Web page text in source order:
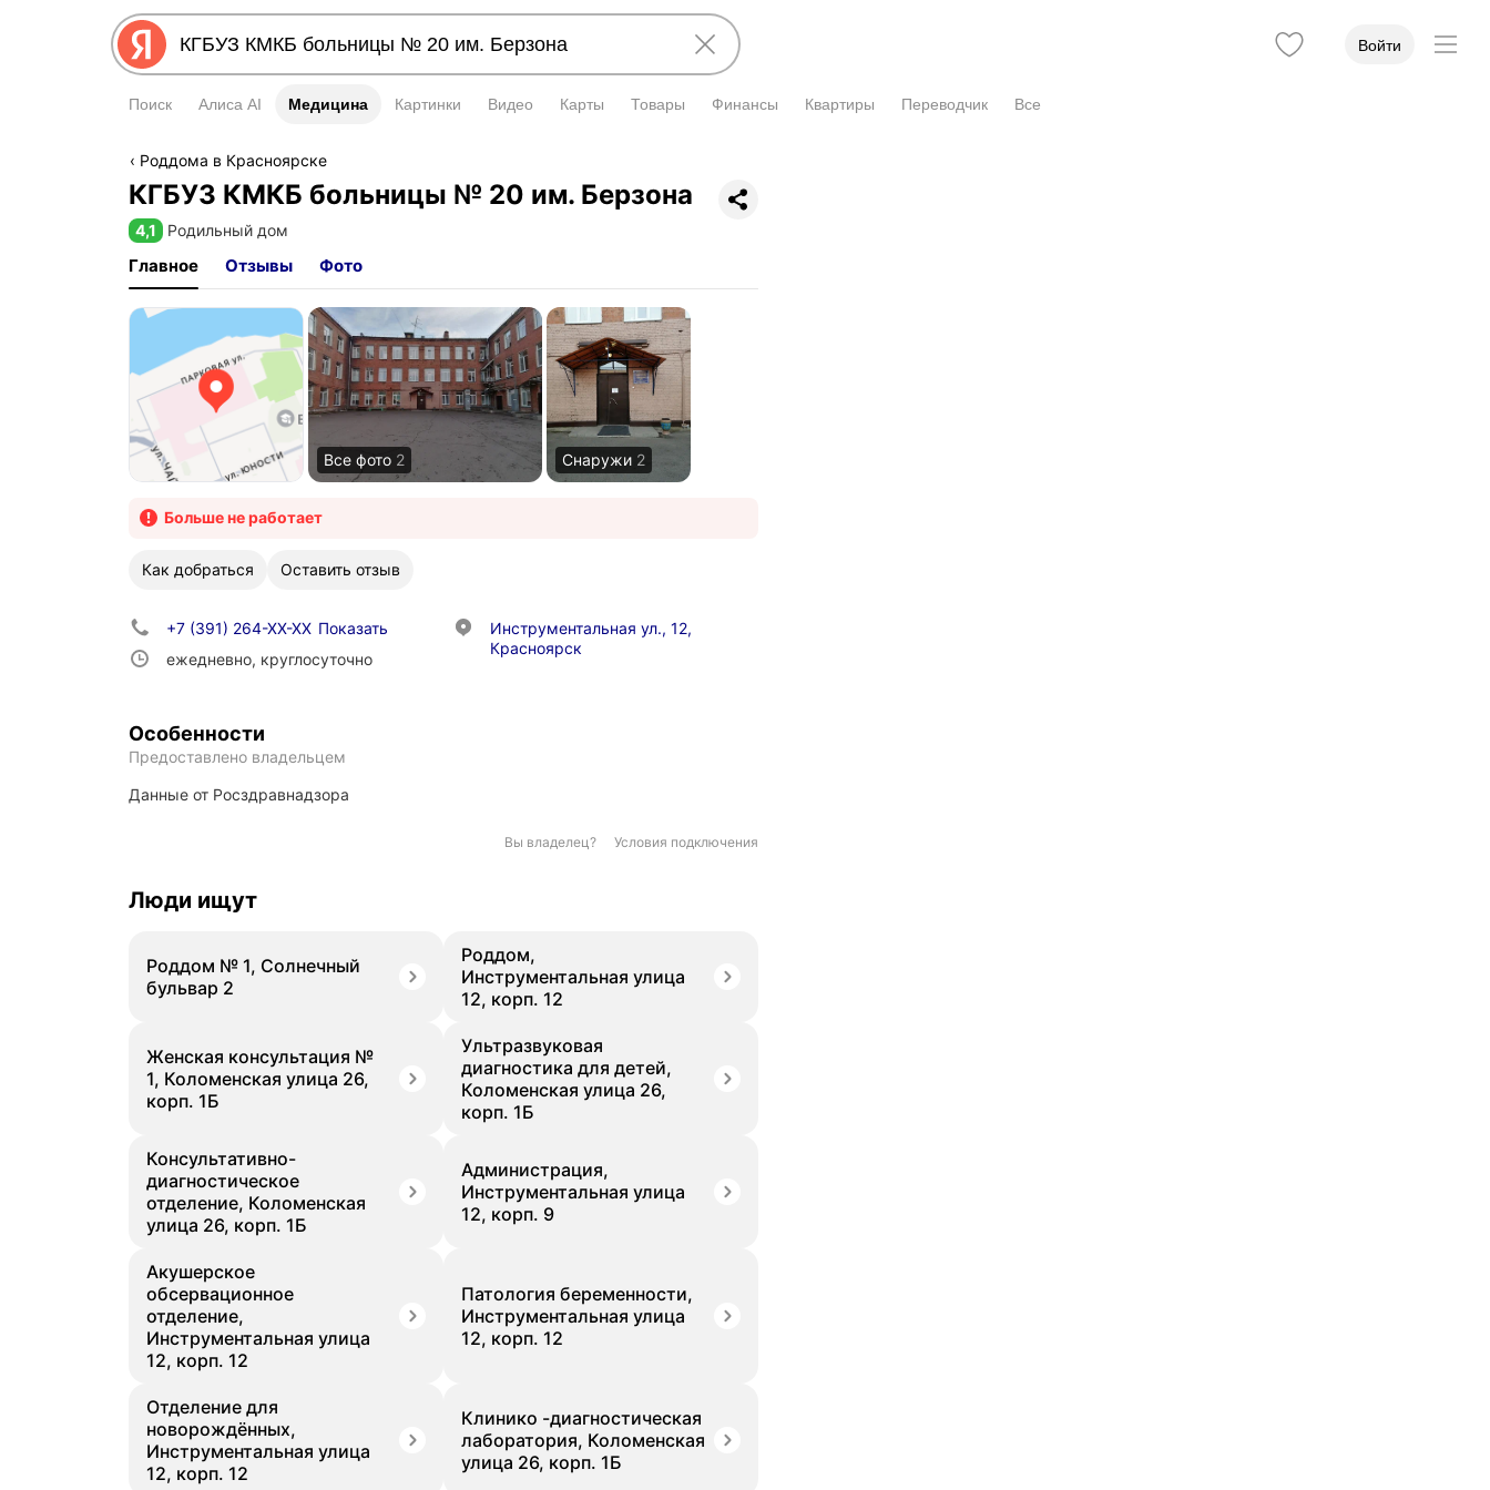
Войти
Поиск Алиса AI Медицина
Медицина Картинки Видео Карты Товары Финансы Квартиры Переводчик Все
Роддома в Красноярске
КГБУЗ КМКБ больницы № 20 им. Берзона
Рейтинг 4,1 из 5
4,1 Родильный дом
Главное Отзывы Фото
Все фото 2 Снаружи 2
Больше не работает
Как добраться Оставить отзыв
+7 (391) 264-XX-XX Показать
ежедневно, круглосуточно
Инструментальная ул., 12,
Красноярск
Особенности
Предоставлено владельцем
данные от Росздравнадзора
Вы владелец? Условия подключения
Люди ищут
Роддом № 1, Солнечный
бульвар 2
Роддом,
Инструментальная улица
12, корп. 12
Женская консультация №
1, Коломенская улица 26,
корп. 1Б
Ультразвуковая
диагностика для детей,
Коломенская улица 26,
корп. 1Б
Консультативно-
диагностическое
отделение, Коломенская
улица 26, корп. 1Б
Администрация,
Инструментальная улица
12, корп. 9
Акушерское
обсервационное
отделение,
Инструментальная улица
12, корп. 12
Патология беременности,
Инструментальная улица
12, корп. 12
Отделение для
новорождённых,
Инструментальная улица
12, корп. 12
Клинико -диагностическая
лаборатория, Коломенская
улица 26, корп. 1Б